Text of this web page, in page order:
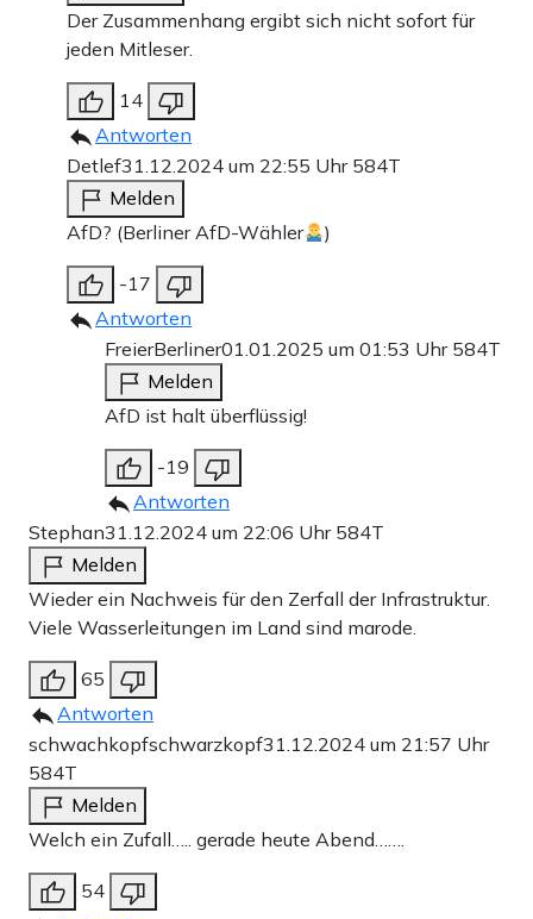
Der Zusammenhang ergibt sich nicht sofort für
jeden Mitleser.
14
Antworten
Detlef31.12.2024 um 22:55 Uhr 584T
Melden
AfD? (Berliner AfD-Wähler
)
-17
Antworten
FreierBerliner01.01.2025 um 01:53 Uhr 584T
Melden
AfD ist halt überflüssig!
-19
Antworten
Stephan31.12.2024 um 22:06 Uhr 584T
Melden
Wieder ein Nachweis für den Zerfall der Infrastruktur.
Viele Wasserleitungen im Land sind marode.
65
Antworten
schwachkopfschwarzkopf31.12.2024 um 21:57 Uhr
584T
Melden
Welch ein Zufall….. gerade heute Abend…….
54